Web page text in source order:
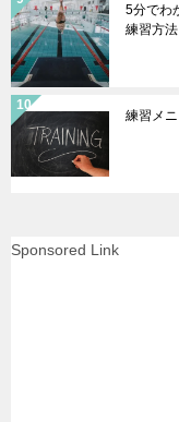
5分でわ
練習方法
練習メ
Sponsored Link